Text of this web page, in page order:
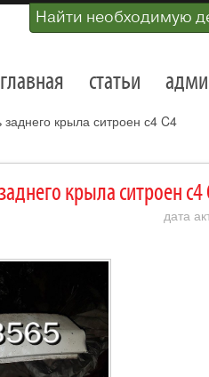
Найти необходимую
главная статьи
крыла ситроен с4 C4
крыла ситроен с4
дата